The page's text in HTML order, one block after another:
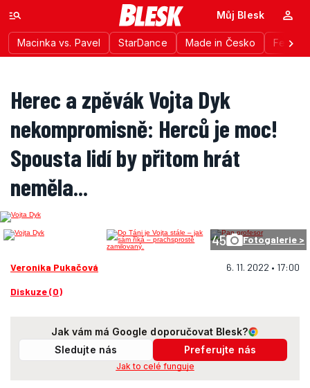
Macinka vs. Pavel StarDance Made in Česko
Můj Blesk
Herec a zpěvák Vojta Dyk
nekompromisně: Herců je moc!
Spousta lidí by přitom hrát
neměla...
45 Fotogalerie >
Veronika Pukačová 6. 11. 2022 • 17:00
Diskuze (0)
Jak vám má Google doporučovat Blesk?
Sledujte nás
Preferujte nás
Jak to celé funguje